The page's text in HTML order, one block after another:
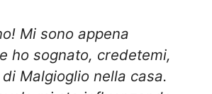
Mi sono appena
ho sognato, credetemi,
di Malgioglio nella casa.